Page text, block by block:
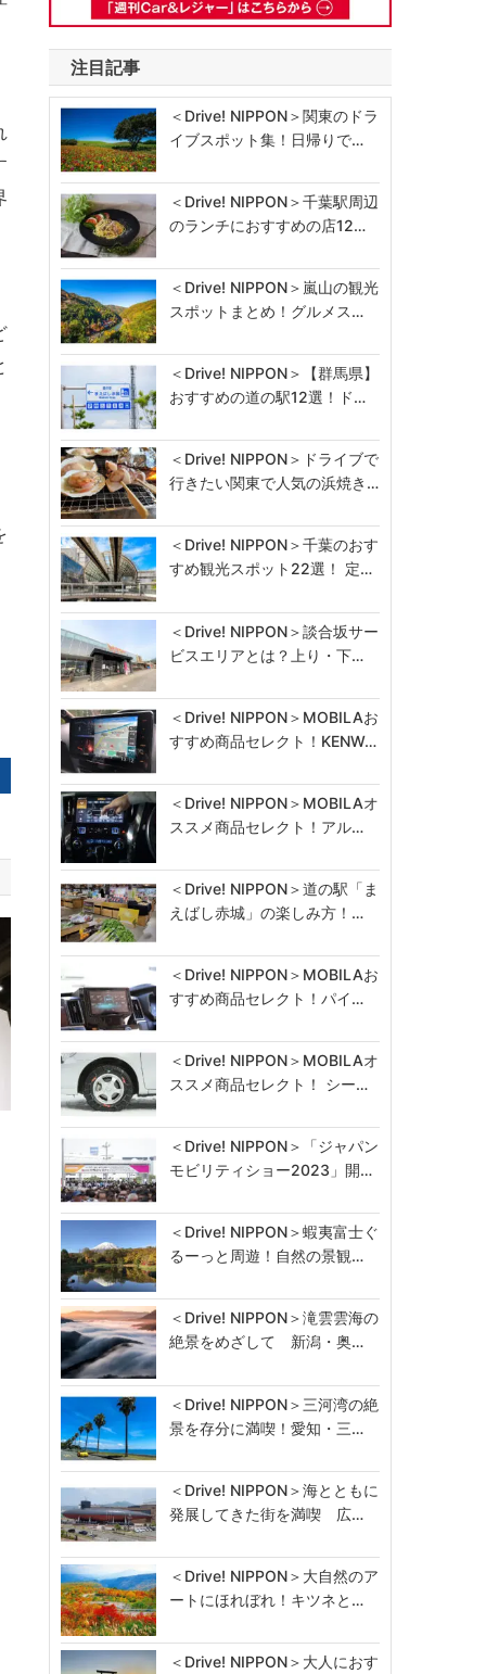
注目記事
＜Drive! NIPPON＞関東のドラ
イブスポット集！日帰りで…
＜Drive! NIPPON＞千葉駅周辺
のランチにおすすめの店12…
＜Drive! NIPPON＞嵐山の観光
スポットまとめ！グルメス…
＜Drive! NIPPON＞【群馬県】
おすすめの道の駅12選！ド…
＜Drive! NIPPON＞ドライブで
行きたい関東で人気の浜焼き…
＜Drive! NIPPON＞千葉のおす
すめ観光スポット22選！ 定…
＜Drive! NIPPON＞談合坂サー
ビスエリアとは？上り・下…
＜Drive! NIPPON＞MOBILAお
すすめ商品セレクト！KENW…
＜Drive! NIPPON＞MOBILAオ
ススメ商品セレクト！アル…
＜Drive! NIPPON＞道の駅「ま
えばし赤城」の楽しみ方！…
＜Drive! NIPPON＞MOBILAお
すすめ商品セレクト！パイ…
＜Drive! NIPPON＞MOBILAオ
ススメ商品セレクト！ シー…
＜Drive! NIPPON＞「ジャパン
モビリティショー2023」開…
＜Drive! NIPPON＞蝦夷富士ぐ
るーっと周遊！自然の景観…
＜Drive! NIPPON＞滝雲雲海の
絶景をめざして 新潟・奥…
＜Drive! NIPPON＞三河湾の絶
景を存分に満喫！愛知・三…
＜Drive! NIPPON＞海とともに
発展してきた街を満喫 広…
＜Drive! NIPPON＞大自然のア
ートにほれぼれ！キツネと…
＜Drive! NIPPON＞大人におす